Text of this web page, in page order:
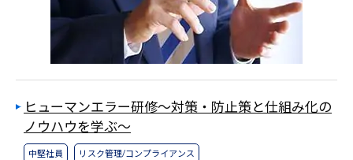
ヒューマンエラー研修～対策・防止策と仕組み化の
ノウハウを学ぶ～
中堅社員 リスク管理/コンプライアンス